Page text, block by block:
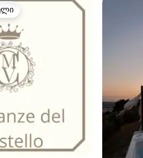
8 მიმოხილვა
ვარიანტი